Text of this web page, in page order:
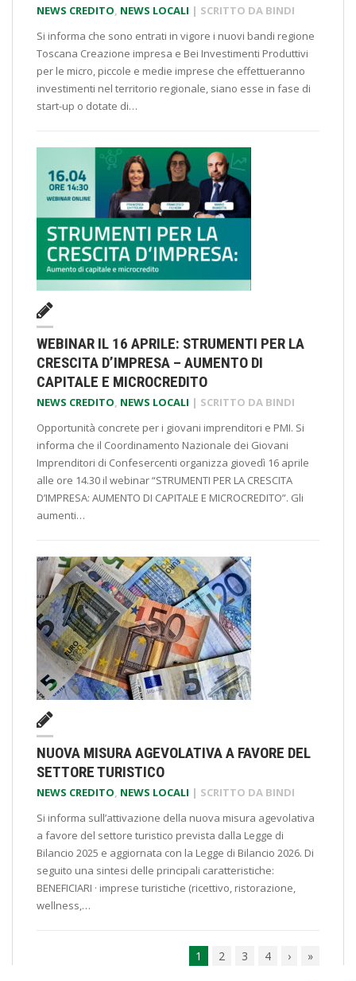
NEWS CREDITO, NEWS LOCALI | SCRITTO DA BINDI
Si informa che sono entrati in vigore i nuovi bandi regione
Toscana Creazione impresa e Bei Investimenti Produttivi
per le micro, piccole e medie imprese che effettueranno
investimenti nel territorio regionale, siano esse in fase di
start-up o dotate di…
WEBINAR IL 16 APRILE: STRUMENTI PER LA
CRESCITA D’IMPRESA – AUMENTO DI
CAPITALE E MICROCREDITO
NEWS CREDITO, NEWS LOCALI | SCRITTO DA BINDI
Opportunità concrete per i giovani imprenditori e PMI. Si
informa che il Coordinamento Nazionale dei Giovani
Imprenditori di Confesercenti organizza giovedì 16 aprile
alle ore 14.30 il webinar “STRUMENTI PER LA CRESCITA
D’IMPRESA: AUMENTO DI CAPITALE E MICROCREDITO”. Gli
aumenti…
NUOVA MISURA AGEVOLATIVA A FAVORE DEL
SETTORE TURISTICO
NEWS CREDITO, NEWS LOCALI | SCRITTO DA BINDI
Si informa sull’attivazione della nuova misura agevolativa
a favore del settore turistico prevista dalla Legge di
Bilancio 2025 e aggiornata con la Legge di Bilancio 2026. Di
seguito una sintesi delle principali caratteristiche:
BENEFICIARI · imprese turistiche (ricettivo, ristorazione,
wellness,…
1 2 3 4 › »